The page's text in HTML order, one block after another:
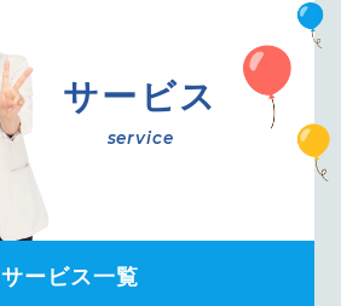
サービス
service
サービス一覧